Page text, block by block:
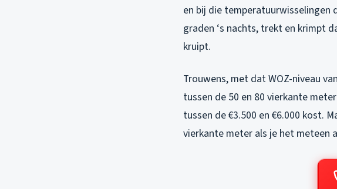
en bij die temperatuurwisselingen
graden ‘s nachts, trekt en krimpt
kruipt.
Trouwens, met dat WOZ-niveau
tussen de 50 en 80 vierkante
tussen de €3.500 en €6.000 kost.
vierkante meter als je het meteen